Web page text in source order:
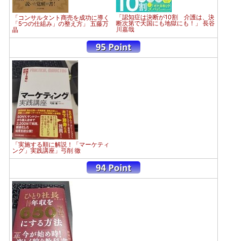
「コンサルタント商売を成功に導く
「5つの仕組み」の整え方」 五藤万
晶
「認知症は決断が10割 介護は、決
断次第で天国にも地獄にも！」 長谷
川嘉哉
「実施する順に解説！「マーケティ
ング」実践講座」弓削 徹